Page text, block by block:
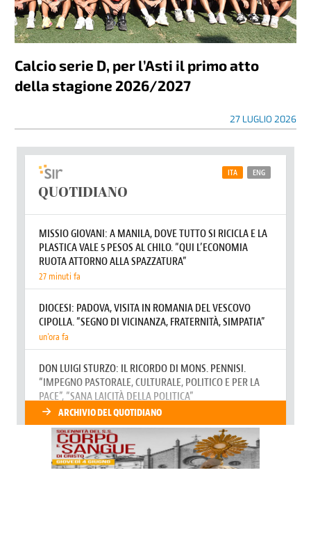
Calcio serie D, per l’Asti il primo atto
della stagione 2026/2027
27 LUGLIO 2026